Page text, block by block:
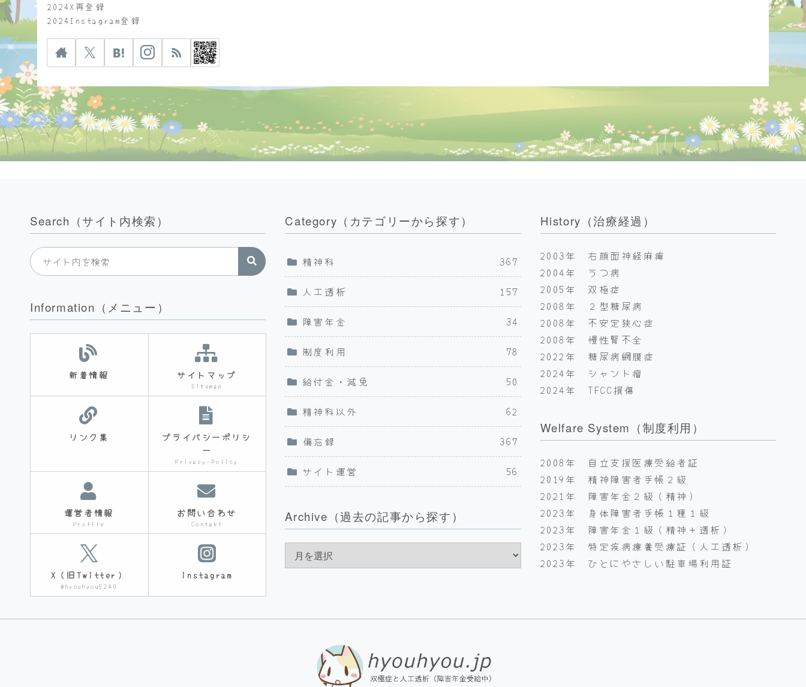
2024X再登録
2024Instagram登録
Search（サイト内検索）
Information（メニュー）
新着情報 サイトマップ
Sitemap
リンク集
プライバシーポリシ
ー
Privacy-Policy
運営者情報
Profile
お問い合わせ
Contakt
X（旧Twitter）
@hyouhyou5240
instagram
Category（カテゴリーから探す）
精神科 367
人工透析 157
障害年金 34
制度利用 78
給付金・減免 50
精神科以外 62
備忘録 367
サイト運営 56
Archive（過去の記事から探す）
History（治療経過）
2003年 右顔面神経麻痺
2004年 うつ病
2005年 双極症
2008年 ２型糖尿病
2008年 不安定狭心症
2008年 慢性腎不全
2022年 糖尿病網膜症
2024年 シャント瘤
2024年 TFCC損傷
Welfare System（制度利用）
2008年 自立支援医療受給者証
2019年 精神障害者手帳２級
2021年 障害年金２級（精神）
2023年 身体障害者手帳１種１級
2023年 障害年金１級（精神＋透析）
2023年 特定疾病療養受療証（人工透析）
2023年 ひとにやさしい駐車場利用証